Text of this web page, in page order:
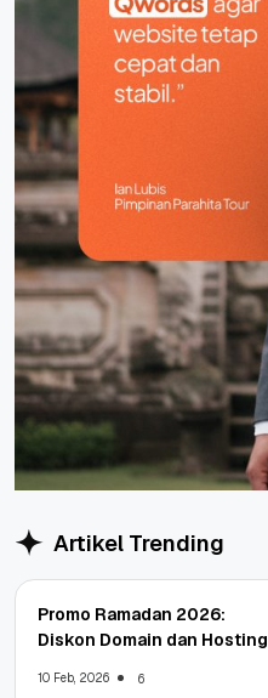
Artikel Trending
Promo Ramadan 2026:
Diskon Domain dan Hosting
10 Feb, 2026 6